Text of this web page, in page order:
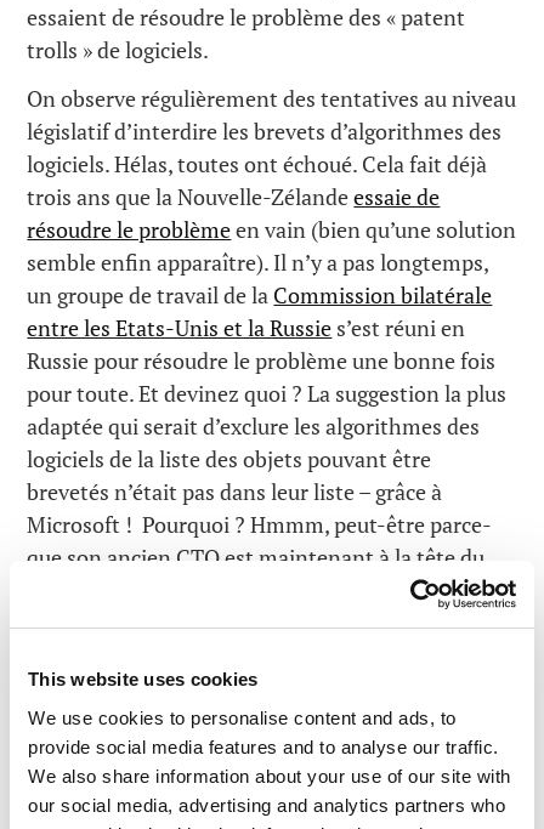
This website uses cookies
We use cookies to personalise content and ads, to
provide social media features and to analyse our traffic.
We also share information about your use of our site with
our social media, advertising and analytics partners who
essaient de résoudre le problème des « patent
trolls » de logiciels.
On observe régulièrement des tentatives au niveau
législatif d’interdire les brevets d’algorithmes des
logiciels. Hélas, toutes ont échoué. Cela fait déjà
trois ans que la Nouvelle-Zélandeessaie de
résoudre le problèmeen vain (bien qu’une solution
semble enfin apparaître). Il n’y a pas longtemps,
un groupe de travail de la Commission bilatérale
entre les Etats-Unis et la Russie s’est réuni en
Russie pour résoudre le problème une bonne fois
pour toute. Et devinez quoi ? La suggestion la plus
adaptée qui serait d’exclure les algorithmes des
logiciels de la liste des objets pouvant être
brevetés n’était pas dans leur liste – grâce à
Microsoft ! Pourquoi ? Hmmm, peut-être parce-
que son ancien CTO est maintenant à la tête du
? Mais je
parlerais de ce sujet un autre jour …
Enfiiin, vous avez saisi le message : les trolls
causent d’énormes problèmes et continuent de
s’en sortir, alors que les lois sur les brevets
essaient de résoudre ces problèmes.
Que peut-on faire ? Voici ma liste des premières